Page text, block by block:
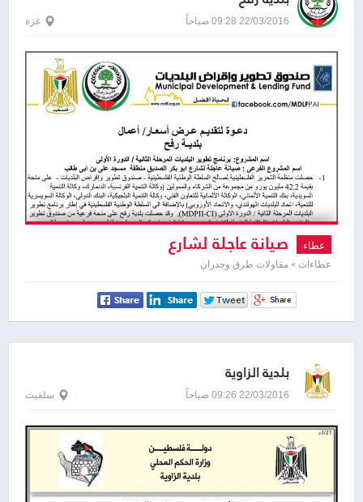
22/03/2016 09:28 صباحاً غزة
عطاء صيانة عاجلة لشارع
عطاءات » مقاولات طرق وجدران
بلدية الزاوية
22/03/2016 09:26 صباحاً سلفيت